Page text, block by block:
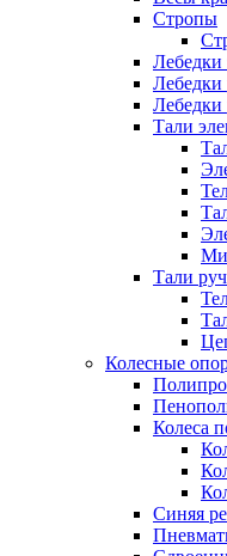
Стропы
Лебедки
Лебедки
Тали
Тали
Колесные
Колеса
Синяя